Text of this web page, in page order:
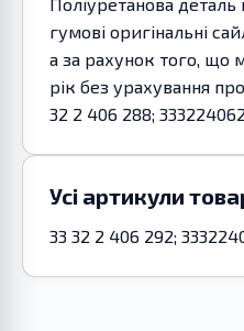
гумові оригінальні
а за рахунок того, що
рік без урахування
32 2 406 288;
Усі артикули
33 32 2 406 292;